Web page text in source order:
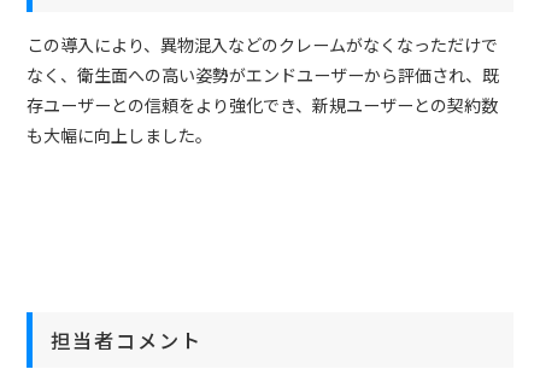
この導入により、異物混入などのクレームがなくなっただけで
なく、衛生面への高い姿勢がエンドユーザーから評価され、既
存ユーザーとの信頼をより強化でき、新規ユーザーとの契約数
も大幅に向上しました。
担当者コメント